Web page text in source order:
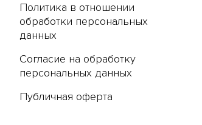
Политика в отношении
обработки персональных
данных
Согласие на обработку
персональных данных
Публичная оферта